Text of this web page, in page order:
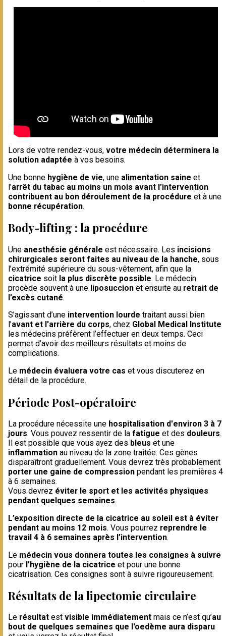
Lors de votre rendez-vous, votre médecin déterminera la
solution adaptée à vos besoins.
Une bonne hygiène de vie, une alimentation saine et
l’arrêt du tabac au moins un mois avant l’intervention
contribuent au bon déroulement de la procédure et à une
bonne récupération.
Body-lifting : la procédure
Une anesthésie générale est nécessaire. Les incisions
chirurgicales seront faites au niveau de la hanche, sous
l’extrémité supérieure du sous-vêtement, afin que la
cicatrice soit la plus discrète possible. Le médecin
procède souvent à une liposuccion et ensuite au retrait de
l’excès cutané.
S’agissant d’une intervention lourde traitant aussi bien
l’avant et l'arrière du corps, chez Global Medical Institute
les médecins préfèrent l’effectuer en deux temps. Ceci
permet d’avoir des meilleurs résultats et moins de
complications.
Le médecin évaluera votre cas et vous discuterez en
détail de la procédure.
Période Post-opératoire
La procédure nécessite une hospitalisation d'environ 3 à 7
jours. Vous pouvez ressentir de la fatigue et des douleurs.
Il est possible que vous ayez des bleus et une
inflammation au niveau de la zone traitée. Ces gènes
disparaîtront graduellement. Vous devrez très probablement
porter une gaine de compression pendant les premières 4
à 6 semaines.
Vous devrez éviter le sport et les activités physiques
pendant quelques semaines.
L’exposition directe de la cicatrice au soleil est à éviter
pendant au moins 12 mois. Vous pourrez reprendre le
travail 4 à 6 semaines après l’intervention.
Le médecin vous donnera toutes les consignes à suivre
pour l’hygiène de la cicatrice et pour une bonne
cicatrisation. Ces consignes sont à suivre rigoureusement.
Résultats de la lipectomie circulaire
Le résultat est visible immédiatement mais ce n’est qu’au
bout de quelques semaines que l'oedème aura disparu